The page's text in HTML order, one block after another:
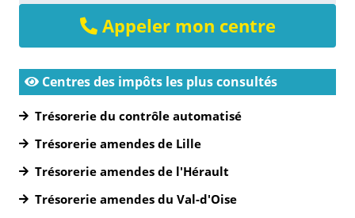
Appeler mon centre
Centres des impôts les plus consultés
Trésorerie du contrôle automatisé
Trésorerie amendes de Lille
Trésorerie amendes de l'Hérault
Trésorerie amendes du Val-d'Oise